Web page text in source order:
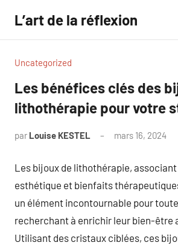
contenu
L’art de la réflexion
Uncategorized
Les bénéfices clés des
lithothérapie pour votre
par Louise KESTEL mars 16, 2024
Les bijoux de lithothérapie,
esthétique et bienfaits
un élément incontournable pour
recherchant à enrichir leur bien-être
Utilisant des cristaux ciblées, ces